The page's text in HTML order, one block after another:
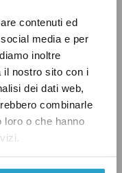
contenuti ed
media e per
inoltre
il nostro sito con i
dei dati web,
combinarle
loro o che hanno
Svimez,
dell’industria nel
lezioni alla